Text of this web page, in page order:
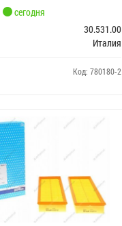
сегодня
30.531.00
Италия
Код: 780180-2